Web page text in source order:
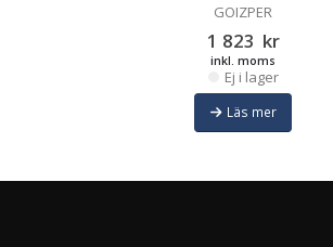
GOIZPER
1 823 kr
inkl. moms
Ej i lager
Läs mer